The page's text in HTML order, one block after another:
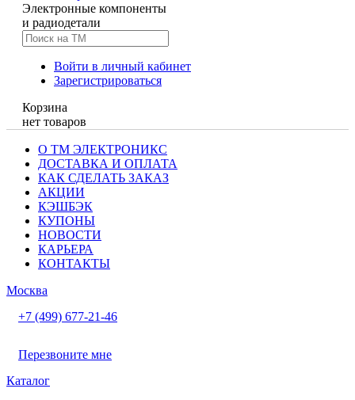
Электронные компоненты
и радиодетали
Войти в личный кабинет
Зарегистрироваться
Корзина
нет товаров
О ТМ ЭЛЕКТРОНИКС
ДОСТАВКА И ОПЛАТА
КАК СДЕЛАТЬ ЗАКАЗ
АКЦИИ
КЭШБЭК
КУПОНЫ
НОВОСТИ
КАРЬЕРА
КОНТАКТЫ
Москва
+7 (499) 677-21-46
Перезвоните мне
Каталог